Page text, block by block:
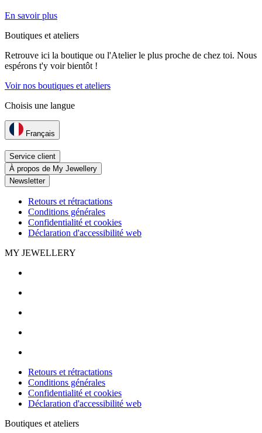
En savoir plus
Boutiques et ateliers
Retrouve ici la boutique ou l'Atelier le plus proche de chez toi. Nous
espérons t'y voir bientôt !
Voir nos boutiques et ateliers
Choisis une langue
Français
Service client
À propos de My Jewellery
Newsletter
Retours et rétractations
Conditions générales
Confidentialité et cookies
Déclaration d'accessibilité web
MY JEWELLERY
Retours et rétractations
Conditions générales
Confidentialité et cookies
Déclaration d'accessibilité web
Boutiques et ateliers